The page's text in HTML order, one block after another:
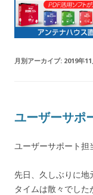
月別アーカイブ: 2019年11
ユーザーサポ
ユーザーサポート担
先日、久しぶりに地
タイムは散々でし